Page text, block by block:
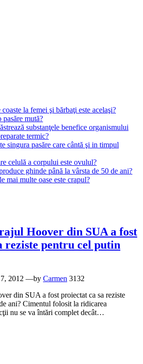
la femei şi bărbaţi este acelaşi?
mută?
substanţele benefice organismului
termic?
singura pasăre care cântă şi in timpul
celulă a corpului este ovulul?
ghinde până la vârsta de 50 de ani?
mai multe oase este crapul?
Hoover din SUA a fost
reziste pentru cel putin
2012 —by Carmen 3132
din SUA a fost proiectat ca sa reziste
ani? Cimentul folosit la ridicarea
nu se va întări complet decât…